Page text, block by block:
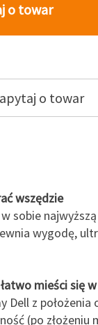
o towar
o towar
wszędzie
sobie
wygodę,
mieści się
Dell z
(po złożeniu